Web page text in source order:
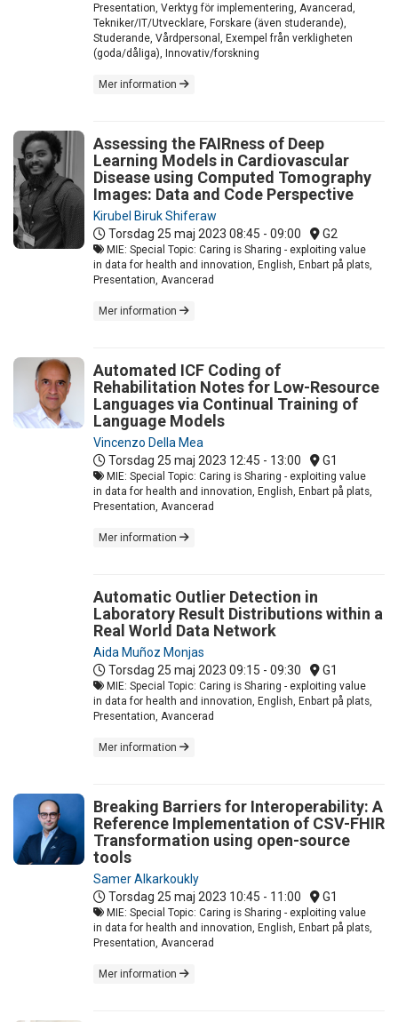
Presentation, Verktyg för implementering, Avancerad,
Tekniker/IT/Utvecklare, Forskare (även studerande),
Studerande, Vårdpersonal, Exempel från verkligheten
(goda/dåliga), Innovativ/forskning
Mer information
Assessing the FAIRness of Deep
Learning Models in Cardiovascular
Disease using Computed Tomography
Images: Data and Code Perspective
Kirubel Biruk Shiferaw
Torsdag 25 maj 2023 08:45 - 09:00 G2
MIE: Special Topic: Caring is Sharing - exploiting value
in data for health and innovation, English, Enbart på plats,
Presentation, Avancerad
Mer information
Automated ICF Coding of
Rehabilitation Notes for Low-Resource
Languages via Continual Training of
Language Models
Vincenzo Della Mea
Torsdag 25 maj 2023 12:45 - 13:00 G1
MIE: Special Topic: Caring is Sharing - exploiting value
in data for health and innovation, English, Enbart på plats,
Presentation, Avancerad
Mer information
Automatic Outlier Detection in
Laboratory Result Distributions within a
Real World Data Network
Aida Muñoz Monjas
Torsdag 25 maj 2023 09:15 - 09:30 G1
MIE: Special Topic: Caring is Sharing - exploiting value
in data for health and innovation, English, Enbart på plats,
Presentation, Avancerad
Mer information
Breaking Barriers for Interoperability: A
Reference Implementation of CSV-FHIR
Transformation using open-source
tools
Samer Alkarkoukly
Torsdag 25 maj 2023 10:45 - 11:00 G1
MIE: Special Topic: Caring is Sharing - exploiting value
in data for health and innovation, English, Enbart på plats,
Presentation, Avancerad
Mer information